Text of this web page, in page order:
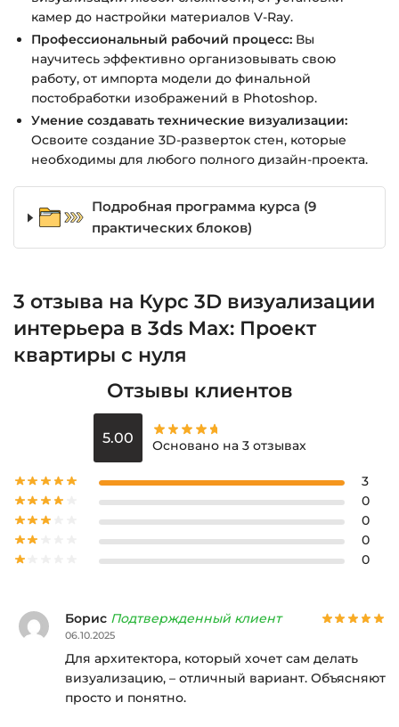
камер до настройки материалов V-Ray.
Профессиональный рабочий процесс: Вы
научитесь эффективно организовывать свою
работу, от импорта модели до финальной
постобработки изображений в Photoshop.
Умение создавать технические визуализации:
Освоите создание 3D-разверток стен, которые
необходимы для любого полного дизайн-проекта.
Подробная программа курса (9
практических блоков)
3 отзыва на Курс 3D визуализации
интерьера в 3ds Max: Проект
квартиры с нуля
Отзывы клиентов
5.00 Основано на 3 отзывах
3
0
0
0
0
Борис Подтвержденный клиент
06.10.2025
Для архитектора, который хочет сам делать
визуализацию, – отличный вариант. Объясняют
просто и понятно.